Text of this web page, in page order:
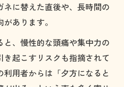
ネに替えた直後や、長時間の
あります。
と、慢性的な頭痛や集中力の
起こすリスクも指摘されて
用者からは「夕方になると